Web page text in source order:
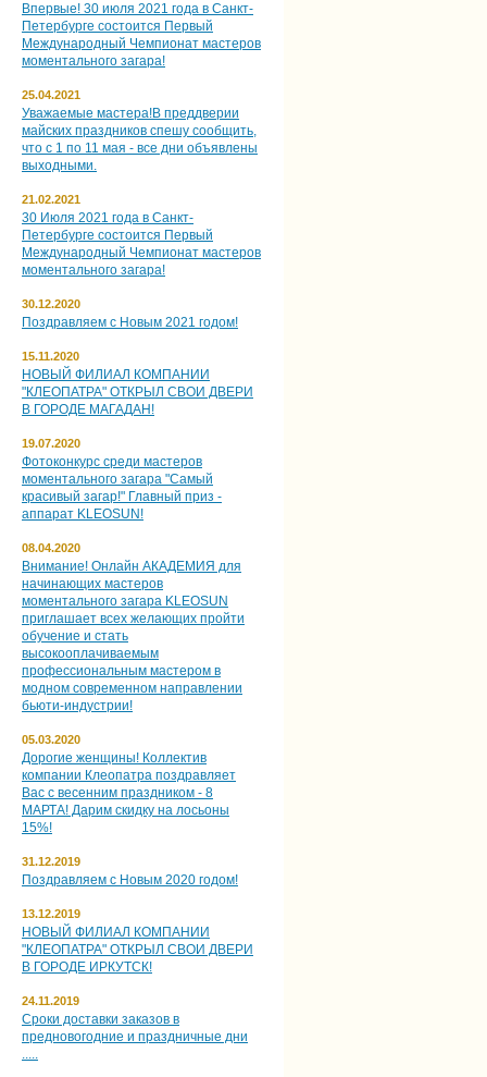
Впервые! 30 июля 2021 года в Санкт-
Петербурге состоится Первый
Международный Чемпионат мастеров
моментального загара!
25.04.2021
Уважаемые мастера!В преддверии
майских праздников спешу сообщить,
что с 1 по 11 мая - все дни объявлены
выходными.
21.02.2021
30 Июля 2021 года в Санкт-
Петербурге состоится Первый
Международный Чемпионат мастеров
моментального загара!
30.12.2020
Поздравляем с Новым 2021 годом!
15.11.2020
НОВЫЙ ФИЛИАЛ КОМПАНИИ
"КЛЕОПАТРА" ОТКРЫЛ СВОИ ДВЕРИ
В ГОРОДЕ МАГАДАН!
19.07.2020
Фотоконкурс среди мастеров
моментального загара "Самый
красивый загар!" Главный приз -
аппарат KLEOSUN!
08.04.2020
Внимание! Онлайн АКАДЕМИЯ для
начинающих мастеров
моментального загара KLEOSUN
приглашает всех желающих пройти
обучение и стать
высокооплачиваемым
профессиональным мастером в
модном современном направлении
бьюти-индустрии!
05.03.2020
Дорогие женщины! Коллектив
компании Клеопатра поздравляет
Вас с весенним праздником - 8
МАРТА! Дарим скидку на лосьоны
15%!
31.12.2019
Поздравляем с Новым 2020 годом!
13.12.2019
НОВЫЙ ФИЛИАЛ КОМПАНИИ
"КЛЕОПАТРА" ОТКРЫЛ СВОИ ДВЕРИ
В ГОРОДЕ ИРКУТСК!
24.11.2019
Сроки доставки заказов в
предновогодние и праздничные дни
.....